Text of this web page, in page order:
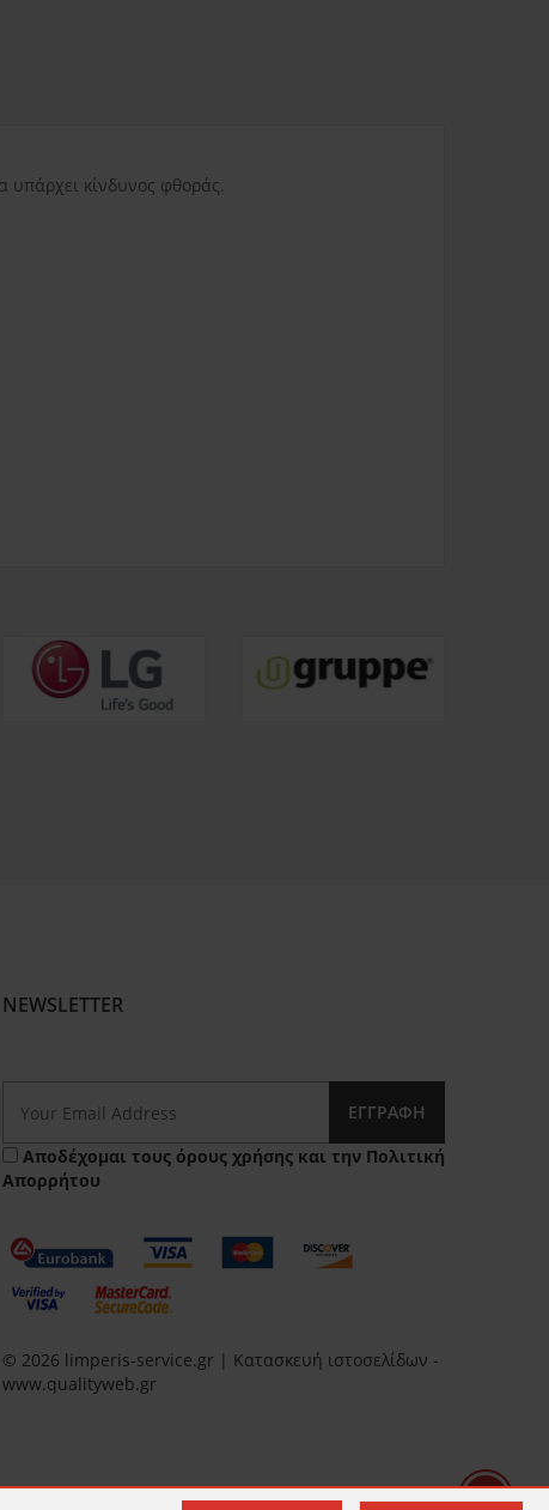
υπάρχει κίνδυνος φθοράς.
NEWSLETTER
ΕΓΓΡΑΦΉ
Αποδέχομαι τους όρους χρήσης και την Πολιτική
Απορρήτου
© 2026 limperis-service.gr | Κατασκευή ιστοσελίδων -
www.qualityweb.gr